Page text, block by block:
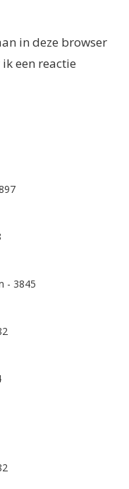
in deze browser
een reactie
- 3845